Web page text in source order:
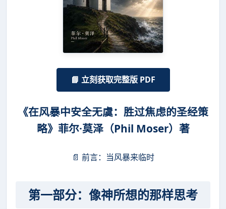
📘 立刻获取完整版 PDF
《在风暴中安全无虞：胜过焦虑的圣经策
略》菲尔·莫泽（Phil Moser）著
📄 前言：当风暴来临时
第一部分：像神所想的那样思考